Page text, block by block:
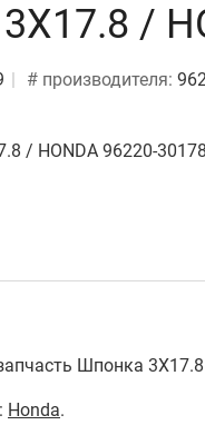
/
# производителя:
Шпонка
Honda.